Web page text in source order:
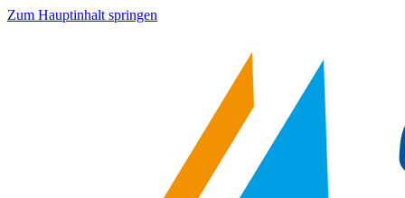
Zum Hauptinhalt springen